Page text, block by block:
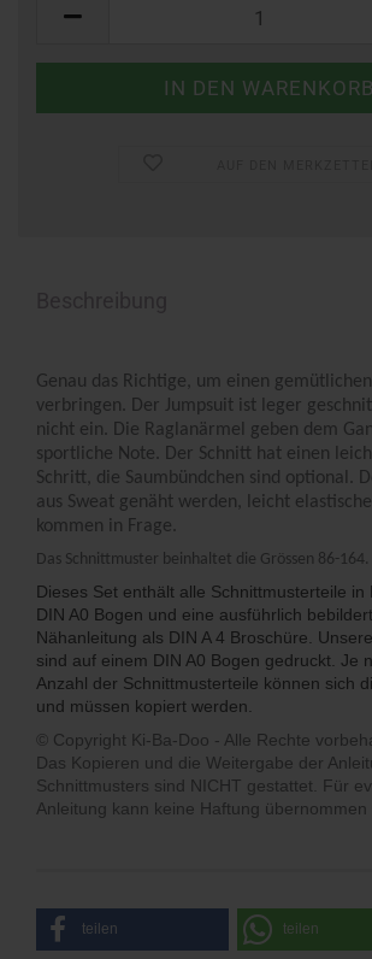
Genau das Richtige, um einen gemütlichen
verbringen. Der Jumpsuit ist leger
nicht ein. Die Raglanärmel geben dem
sportliche Note. Der Schnitt hat einen
Schritt, die Saumbündchen sind optional.
aus Sweat genäht werden, leicht
kommen in Frage.
Das Schnittmuster beinhaltet die Grössen 86-164.
Dieses Set enthält alle Schnittmusterteile in
DIN A0 Bogen und eine ausführlich
Nähanleitung als DIN A 4 Broschüre.
sind auf einem DIN A0 Bogen gedruckt. Je
Anzahl der Schnittmusterteile können sich
und müssen kopiert werden.
© Copyright Ki-Ba-Doo - Alle Rechte
Das Kopieren und die Weitergabe der
Schnittmusters sind NICHT gestattet. Für
Anleitung kann keine Haftung übernommen
teilen teilen